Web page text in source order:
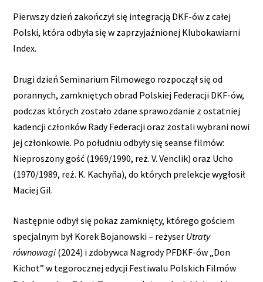
Pierwszy dzień zakończył się integracją DKF-ów z całej
Polski, która odbyła się w zaprzyjaźnionej Klubokawiarni
Index.
Drugi dzień Seminarium Filmowego rozpoczął się od
porannych, zamkniętych obrad Polskiej Federacji DKF-ów,
podczas których zostało zdane sprawozdanie z ostatniej
kadencji członków Rady Federacji oraz zostali wybrani nowi
jej członkowie. Po południu odbyły się seanse filmów:
Nieproszony gość (1969/1990, reż. V. Venclik) oraz Ucho
(1970/1989, reż. K. Kachyňa), do których prelekcje wygłosił
Maciej Gil.
Następnie odbył się pokaz zamknięty, którego gościem
specjalnym był Korek Bojanowski – reżyser Utraty
równowagi (2024) i zdobywca Nagrody PFDKF-ów „Don
Kichot” w tegorocznej edycji Festiwalu Polskich Filmów